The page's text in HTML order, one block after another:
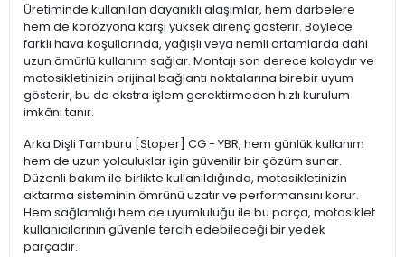
Üretiminde kullanılan dayanıklı alaşımlar, hem darbelere
hem de korozyona karşı yüksek direnç gösterir. Böylece
farklı hava koşullarında, yağışlı veya nemli ortamlarda dahi
uzun ömürlü kullanım sağlar. Montajı son derece kolaydır ve
motosikletinizin orijinal bağlantı noktalarına birebir uyum
gösterir, bu da ekstra işlem gerektirmeden hızlı kurulum
imkânı tanır.
Arka Dişli Tamburu [Stoper] CG - YBR, hem günlük kullanım
hem de uzun yolculuklar için güvenilir bir çözüm sunar.
Düzenli bakım ile birlikte kullanıldığında, motosikletinizin
aktarma sisteminin ömrünü uzatır ve performansını korur.
Hem sağlamlığı hem de uyumluluğu ile bu parça, motosiklet
kullanıcılarının güvenle tercih edebileceği bir yedek
parçadır.